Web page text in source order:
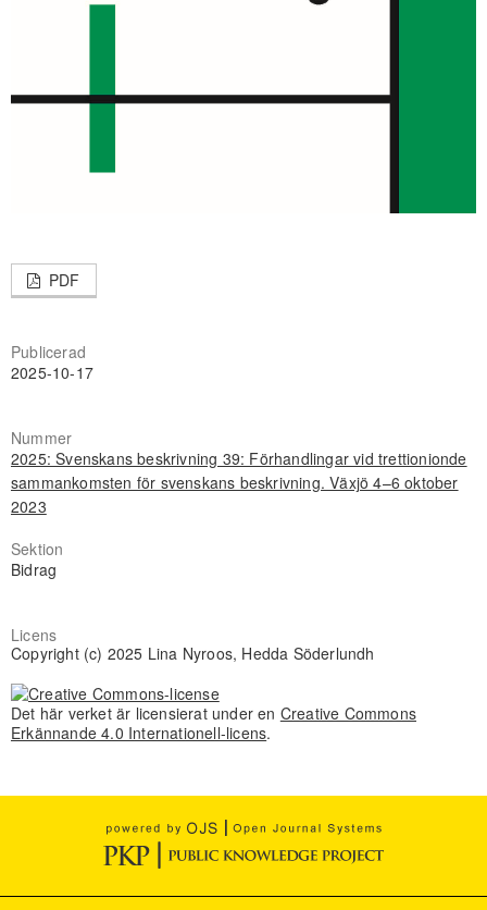
PDF
Publicerad
2025-10-17
Nummer
2025: Svenskans beskrivning 39: Förhandlingar vid trettionionde
sammankomsten för svenskans beskrivning. Växjö 4–6 oktober
2023
Sektion
Bidrag
Licens
Copyright (c) 2025 Lina Nyroos, Hedda Söderlundh
Det här verket är licensierat under en Creative Commons
Erkännande 4.0 Internationell-licens.